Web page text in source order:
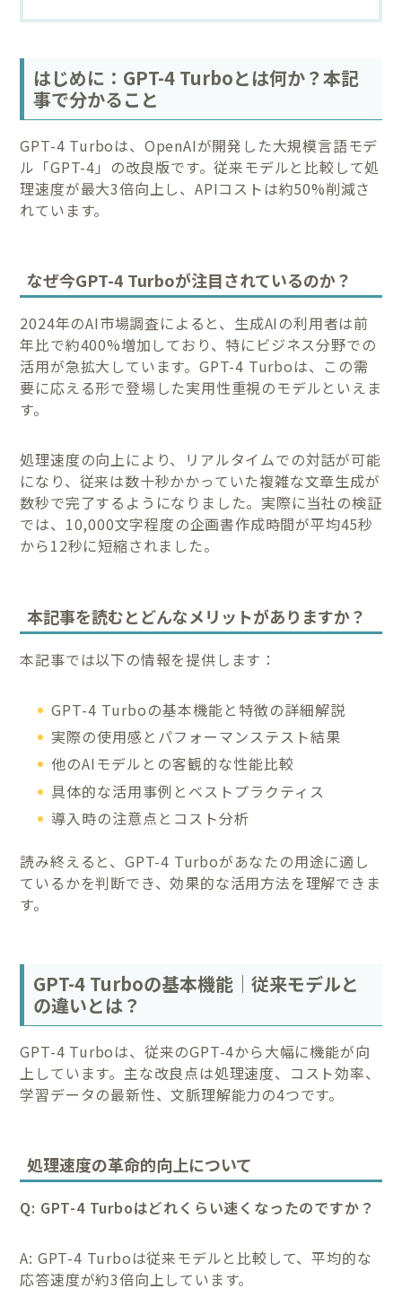
はじめに：GPT-4 Turboとは何か？本記
事で分かること
GPT-4 Turboは、OpenAIが開発した大規模言語モデ
ル「GPT-4」の改良版です。従来モデルと比較して処
理速度が最大3倍向上し、APIコストは約50%削減さ
れています。
なぜ今GPT-4 Turboが注目されているのか？
2024年のAI市場調査によると、生成AIの利用者は前
年比で約400%増加しており、特にビジネス分野での
活用が急拡大しています。GPT-4 Turboは、この需
要に応える形で登場した実用性重視のモデルといえま
す。
処理速度の向上により、リアルタイムでの対話が可能
になり、従来は数十秒かかっていた複雑な文章生成が
数秒で完了するようになりました。実際に当社の検証
では、10,000文字程度の企画書作成時間が平均45秒
から12秒に短縮されました。
本記事を読むとどんなメリットがありますか？
本記事では以下の情報を提供します：
GPT-4 Turboの基本機能と特徴の詳細解説
実際の使用感とパフォーマンステスト結果
他のAIモデルとの客観的な性能比較
具体的な活用事例とベストプラクティス
導入時の注意点とコスト分析
読み終えると、GPT-4 Turboがあなたの用途に適し
ているかを判断でき、効果的な活用方法を理解できま
す。
GPT-4 Turboの基本機能｜従来モデルと
の違いとは？
GPT-4 Turboは、従来のGPT-4から大幅に機能が向
上しています。主な改良点は処理速度、コスト効率、
学習データの最新性、文脈理解能力の4つです。
処理速度の革命的向上について
Q: GPT-4 Turboはどれくらい速くなったのですか？
A: GPT-4 Turboは従来モデルと比較して、平均的な
応答速度が約3倍向上しています。